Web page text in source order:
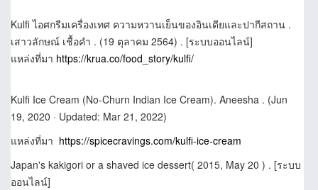
Kulfi ไอศกรีมเครื่องเทศ ความหวานเย็นของอินเดียและปากีสถาน .
เสาวลักษณ์ เชื้อคำ . (19 ตุลาคม 2564) . [ระบบออนไลน์]
แหล่งที่มา https://krua.co/food_story/kulfi/
Kulfi Ice Cream (No-Churn Indian Ice Cream). Aneesha . (Jun
19, 2020 · Updated: Mar 21, 2022)
แหล่งที่มา https://spicecravings.com/kulfi-ice-cream
Japan's kakigori or a shaved ice dessert( 2015, May 20 ) . [ระบบ
ออนไลน์]